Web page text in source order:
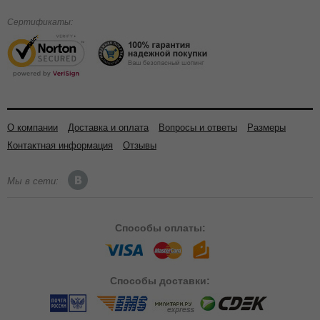
Сертификаты:
О компании Доставка и оплата Вопросы и ответы
Размеры
Контактная информация
Отзывы
Мы в сети:
Способы оплаты:
Способы доставки: